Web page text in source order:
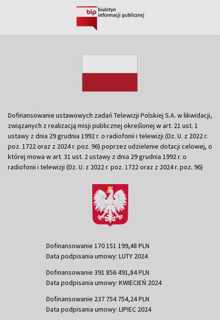
Dofinansowanie ustawowych zadań Telewizji Polskiej S.A. w likwidacji,
związanych z realizacją misji publicznej określonej w art. 21 ust. 1
ustawy z dnia 29 grudnia 1992 r. o radiofonii i telewizji (Dz. U. z 2022 r.
poz. 1722 oraz z 2024 r. poz. 96) poprzez udzielenie dotacji celowej, o
której mowa w art. 31 ust. 2 ustawy z dnia 29 grudnia 1992 r. o
radiofonii i telewizji (Dz. U. z 2022 r. poz. 1722 oraz z 2024 r. poz. 96)
Dofinansowanie 170 151 199,48 PLN
Data podpisania umowy: LUTY 2024
Dofinansowanie 391 856 491,84 PLN
Data podpisania umowy: KWIECIEŃ 2024
Dofinansowanie 237 754 754,24 PLN
Data podpisania umowy: LIPIEC 2024